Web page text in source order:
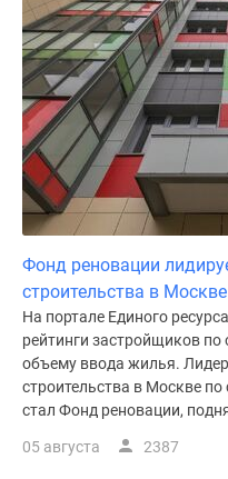
Фонд реновации
строительства в Москве
На портале Единого
рейтинги застройщиков по
объему ввода жилья.
строительства в Москве
стал Фонд реновации,
05 августа 2387